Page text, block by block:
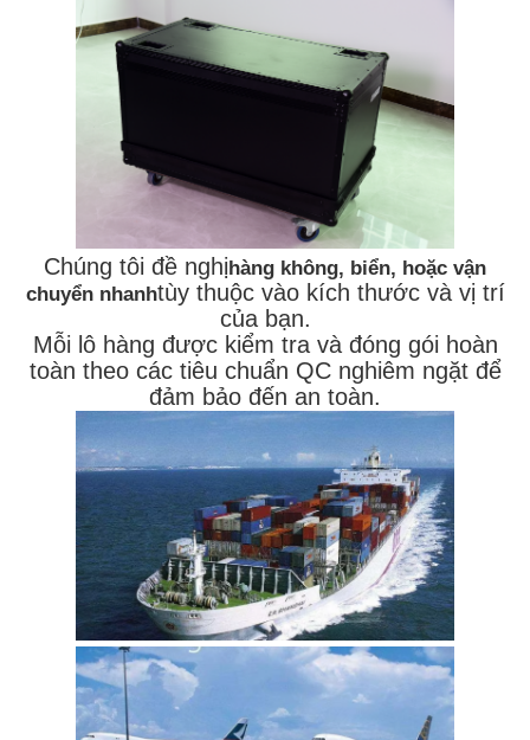
Chúng tôi đề nghị hàng không, biển, hoặc vận
chuyển nhanhtùy thuộc vào kích thước và vị trí
của bạn.
Mỗi lô hàng được kiểm tra và đóng gói hoàn
toàn theo các tiêu chuẩn QC nghiêm ngặt để
đảm bảo đến an toàn.